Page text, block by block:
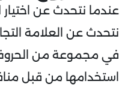
عندما نتحدث عن
نتحدث عن العلامة
في مجموعة من
استخدامها من قبل